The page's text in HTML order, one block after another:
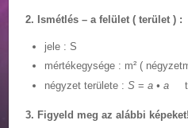
2. Ismétlés – a felület ( terület ) :
jele : S
mértékegysége : m² (
négyzet területe :S = a • a
3. Figyeld meg az alábbi képeket!